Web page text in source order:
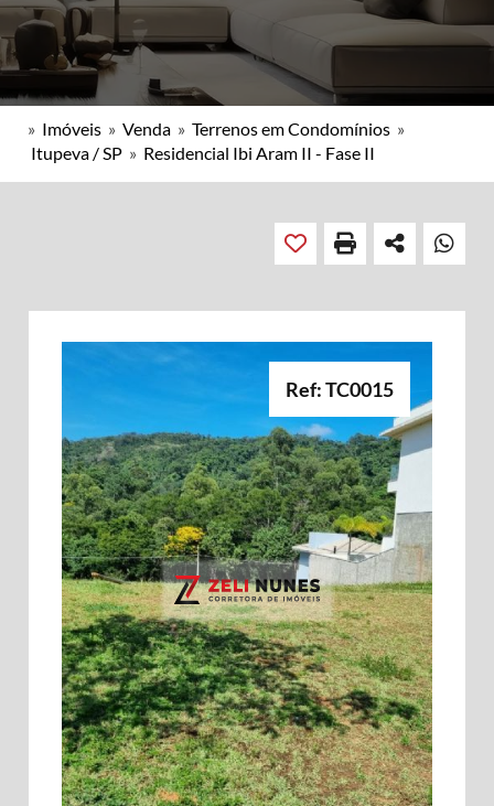
» Imóveis » Venda » Terrenos em Condomínios »
Itupeva / SP » Residencial Ibi Aram II - Fase II
Ref: TC0015